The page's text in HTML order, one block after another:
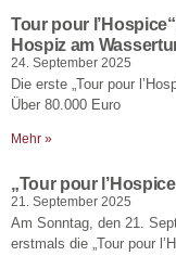
Tour pour
Hospiz am
24. September 2025
Die erste „Tour pour
Über 80.000 Euro
Mehr »
„Tour pour
21. September 2025
Am Sonntag, den 21.
erstmals die „Tour pour